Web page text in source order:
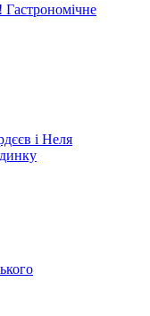
Гастрономічне
і Неля